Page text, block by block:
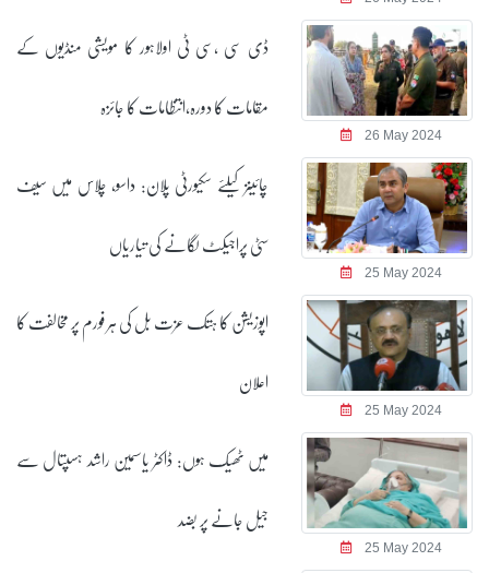
26 May 2024
ڈی سی ،سی ٹی اولاہور کا مویشی منڈیوں کے
مقامات کا دورہ،انتظامات کا جائزہ
25 May 2024
چائینز کیلئے سکیورٹی پلان: داسو، چلاس میں سیف
سٹی پراجیکٹ لگانے کی تیاریاں
25 May 2024
اپوزیشن کا ہتک عزت بل کی ہر فورم پر مخالفت کا
اعلان
25 May 2024
میں ٹھیک ہوں: ڈاکٹر یاسمین راشد ہسپتال سے
جیل جانے پر بضد